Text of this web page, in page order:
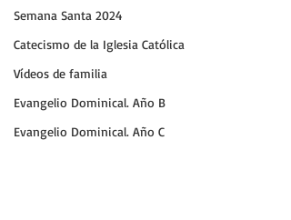
Semana Santa 2024
Catecismo de la Iglesia Católica
Vídeos de familia
Evangelio Dominical. Año B
Evangelio Dominical. Año C